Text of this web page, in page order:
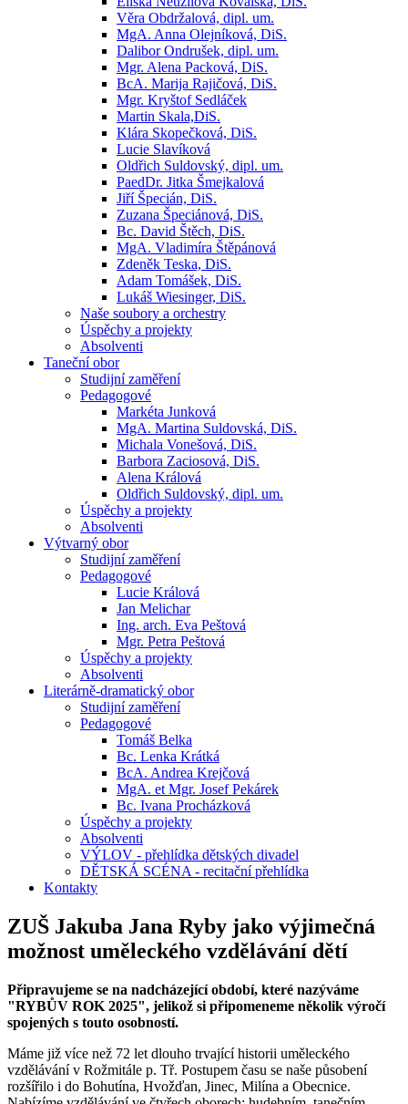
Věra Obdržalová, dipl. um.
MgA. Anna Olejníková, DiS.
Dalibor Ondrušek, dipl. um.
Mgr. Alena Packová, DiS.
BcA. Marija Rajičová, DiS.
Mgr. Kryštof Sedláček
Martin Skala,DiS.
Klára Skopečková, DiS.
Lucie Slavíková
Oldřich Suldovský, dipl. um.
PaedDr. Jitka Šmejkalová
Jiří Špecián, DiS.
Zuzana Špeciánová, DiS.
Bc. David Štěch, DiS.
MgA. Vladimíra Štěpánová
Zdeněk Teska, DiS.
Adam Tomášek, DiS.
Lukáš Wiesinger, DiS.
Naše soubory a orchestry
Úspěchy a projekty
Absolventi
Taneční obor
Studijní zaměření
Pedagogové
Markéta Junková
MgA. Martina Suldovská, DiS.
Michala Vonešová, DiS.
Barbora Zaciosová, DiS.
Alena Králová
Oldřich Suldovský, dipl. um.
Úspěchy a projekty
Absolventi
Výtvarný obor
Studijní zaměření
Pedagogové
Lucie Králová
Jan Melichar
Ing. arch. Eva Peštová
Mgr. Petra Peštová
Úspěchy a projekty
Absolventi
Literárně-dramatický obor
Studijní zaměření
Pedagogové
Tomáš Belka
Bc. Lenka Krátká
BcA. Andrea Krejčová
MgA. et Mgr. Josef Pekárek
Bc. Ivana Procházková
Úspěchy a projekty
Absolventi
VÝLOV - přehlídka dětských divadel
DĚTSKÁ SCÉNA - recitační přehlídka
Kontakty
ZUŠ Jakuba Jana Ryby jako výjimečná
možnost uměleckého vzdělávání dětí
Připravujeme se na nadcházející období, které nazýváme
"RYBŮV ROK 2025", jelikož si připomeneme několik výročí
spojených s touto osobností.
Máme již více než 72 let dlouho trvající historii uměleckého
vzdělávání v Rožmitále p. Tř. Postupem času se naše působení
rozšířilo i do Bohutína, Hvožďan, Jinec, Milína a Obecnice.